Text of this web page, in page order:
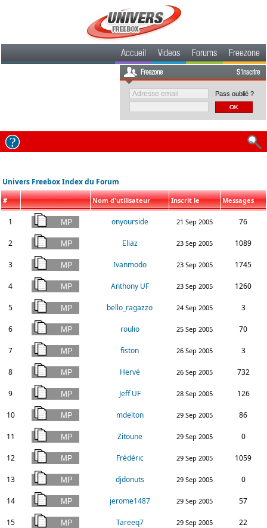
Accueil Videos Forums Freezone
Freezone S'inscrire
Pass oublié ?
Univers Freebox Index du Forum
# Nom d'utilisateur Inscrit le Messages
1 onyourside 21 Sep 2005 76
2 Eliaz 23 Sep 2005 1089
3 Ivanmodo 23 Sep 2005 1745
4 Anthony UF 23 Sep 2005 1260
5 bello_ragazzo 24 Sep 2005 3
6 roulio 25 Sep 2005 70
7 fiston 26 Sep 2005 3
8 Hervé 26 Sep 2005 732
9 Jeff UF 28 Sep 2005 126
10 mdelton 29 Sep 2005 86
11 Zitoune 29 Sep 2005 0
12 Frédéric 29 Sep 2005 1059
13 djdonuts 29 Sep 2005 0
14 jerome1487 29 Sep 2005 57
15 Tareeq7 29 Sep 2005 22